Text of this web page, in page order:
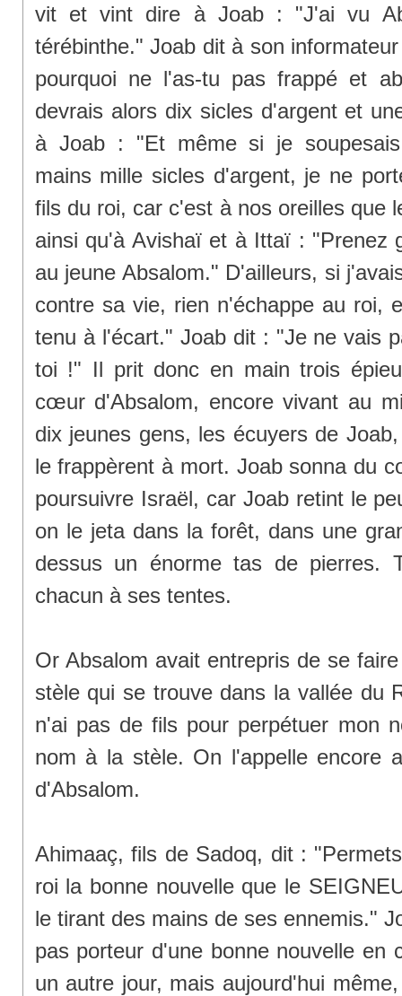
vit et vint dire à Joab : "J'ai vu
térébinthe." Joab dit à son
pourquoi ne l'as-tu pas frappé et
devrais alors dix sicles d'argent et
à Joab : "Et même si je
mains mille sicles d'argent, je ne
fils du roi, car c'est à nos oreilles que
ainsi qu'à Avishaï et à Ittaï : "Prenez
au jeune Absalom." D'ailleurs, si
contre sa vie, rien n'échappe au roi,
tenu à l'écart." Joab dit : "Je ne vais
toi !" Il prit donc en main trois
cœur d'Absalom, encore vivant au
dix jeunes gens, les écuyers de
le frappèrent à mort. Joab sonna du
poursuivre Israël, car Joab retint le
on le jeta dans la forêt, dans une
dessus un énorme tas de pierres.
chacun à ses tentes.
Or Absalom avait entrepris de se
stèle qui se trouve dans la vallée du
n'ai pas de fils pour perpétuer mon
nom à la stèle. On l'appelle encore
d'Absalom.
Ahimaaç, fils de Sadoq, dit :
roi la bonne nouvelle que le
le tirant des mains de ses ennemis."
pas porteur d'une bonne nouvelle en
un autre jour, mais aujourd'hui